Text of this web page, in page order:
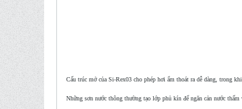
Cấu trúc mở của Si-Rex03 cho phép hơi ẩm thoát ra dễ dàng, trong
Những sơn nước thông thường tạo lớp phủ kín để ngăn cản nước